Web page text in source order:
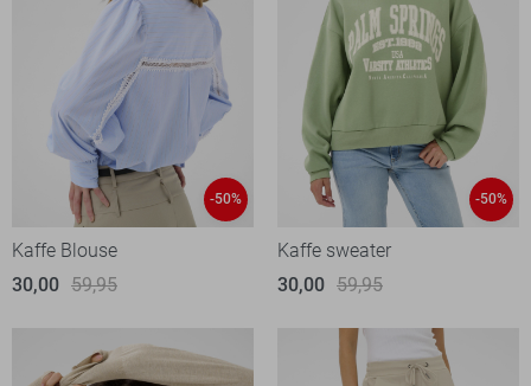
-50%
Kaffe Blouse
30,00 59,95
-50%
Kaffe sweater
30,00 59,95